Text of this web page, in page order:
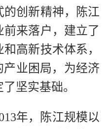
创新精神，陈江
来落户，建立了
高新技术体系，
产业困局，为经济
坚实基础。
年，陈江规模以